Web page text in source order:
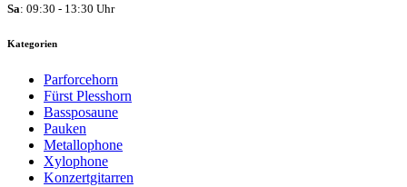
Sa: 09:30 - 13:30 Uhr
Kategorien
Parforcehorn
Fürst Plesshorn
Bassposaune
Pauken
Metallophone
Xylophone
Konzertgitarren